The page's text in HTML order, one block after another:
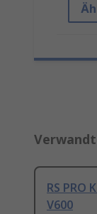
RS
V600